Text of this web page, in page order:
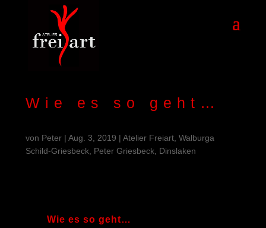
Wie es so geht…
von Peter| Aug. 3, 2019 | Atelier Freiart, Walburga
Schild-Griesbeck, Peter Griesbeck, Dinslaken
Wie es so geht…